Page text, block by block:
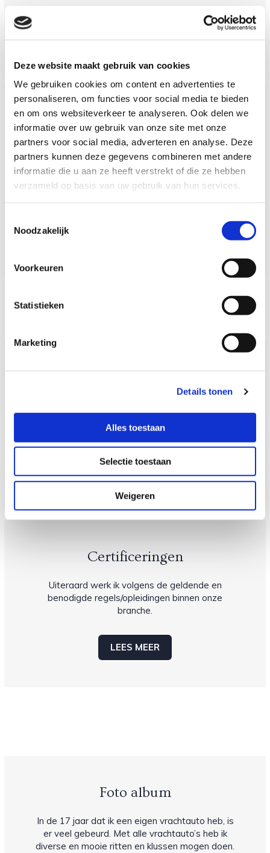
Deze website maakt gebruik van cookies
We gebruiken cookies om content en advertenties te
personaliseren, om functies voor social media te bieden
en om ons websiteverkeer te analyseren. Ook delen we
informatie over uw gebruik van onze site met onze
partners voor social media, adverteren en analyse. Deze
partners kunnen deze gegevens combineren met andere
informatie die u aan ze heeft verstrekt of die ze hebben
verzameld op basis van uw gebruik van hun services.
Noodzakelijk
Voorkeuren
Statistieken
Marketing
Details tonen
Alles toestaan
Selectie toestaan
Weigeren
Verhuur
Regelmatig hebben wij containers, schaftunits en
toiletunits in diverse maten, welke kunnen
worden gekocht of gehuurd. Vanzelfsprekend
kunnen wij deze met eigen vrachtauto leveren op
BML & hulpmiddelen
voor uw specifieke klus, heb ik verschillende
hulpmiddelen in mijn bezit.
LEES MEER
Certificeringen
Uiteraard werk ik volgens de geldende en
benodigde regels/opleidingen binnen onze
branche.
LEES MEER
Foto album
In de 17 jaar dat ik een eigen vrachtauto heb, is
er veel gebeurd. Met alle vrachtauto’s heb ik
diverse en mooie ritten en klussen mogen doen.